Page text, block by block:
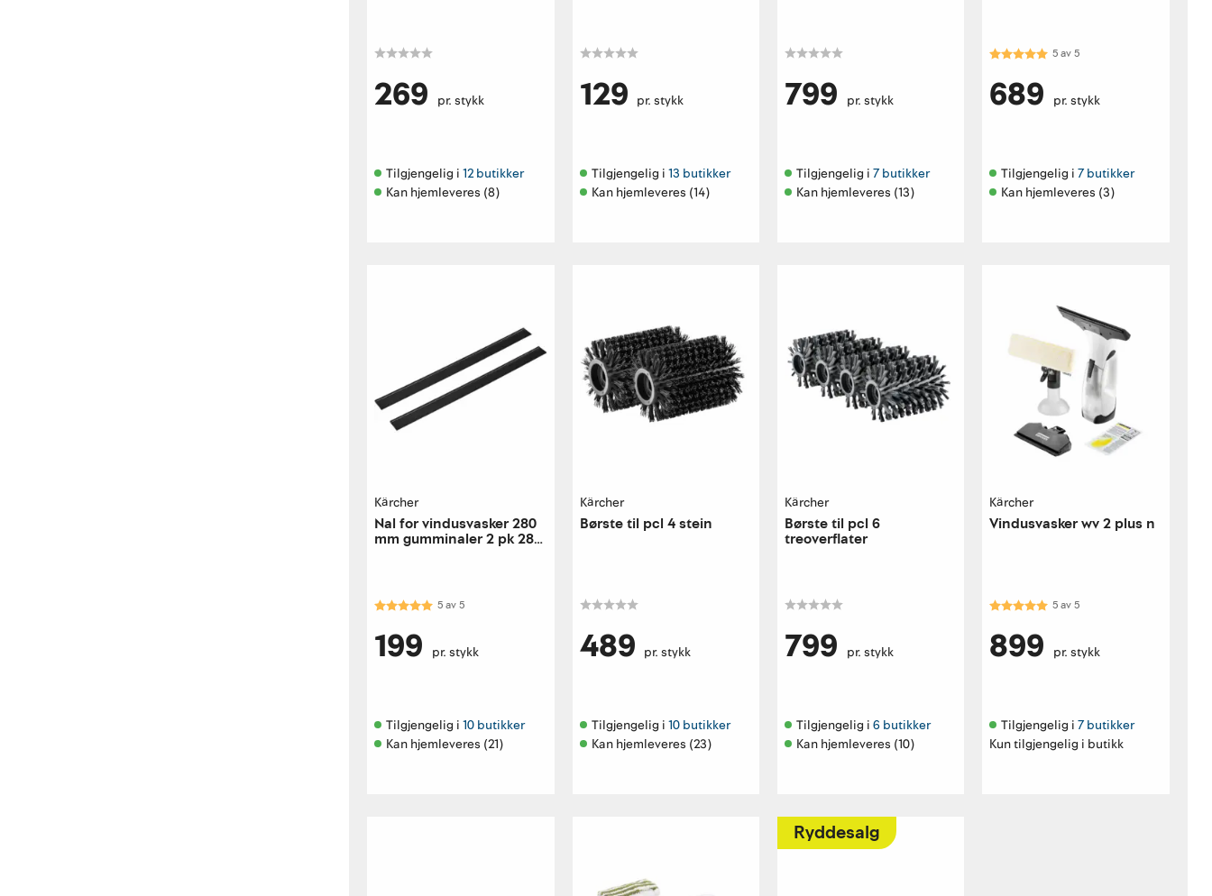
269 pr. stykk
Tilgjengelig i 12 butikker
Kan hjemleveres (8)
129 pr. stykk
Tilgjengelig i 13 butikker
Kan hjemleveres (14)
799 pr. stykk
Tilgjengelig i 7 butikker
Kan hjemleveres (13)
Karakter:5.0 av 5 mulige
5av5
689 pr. stykk
Tilgjengelig i 7 butikker
Kan hjemleveres (3)
Kärcher
Nal for vindusvasker 280
mm gumminaler 2 pk 280
Karakter:5.0 av 5 mulige
5av5
199 pr. stykk
Tilgjengelig i 10 butikker
Kan hjemleveres (21)
Kärcher
Børste til pcl 4 stein
489 pr. stykk
Tilgjengelig i 10 butikker
Kan hjemleveres (23)
Kärcher
Børste til pcl 6
treoverflater
799 pr. stykk
Tilgjengelig i 6 butikker
Kan hjemleveres (10)
Kärcher
Vindusvasker wv 2 plus n
Karakter:5.0 av 5 mulige
5av5
899 pr. stykk
Tilgjengelig i 7 butikker
Kun tilgjengelig i butikk
Ryddesalg